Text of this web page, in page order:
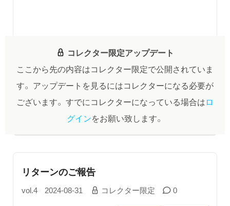
コレクター限定アップデート
ここから先の内容はコレクター限定で公開されていま
す。 アップデートを見るにはコレクターになる必要が
ございます。 すでにコレクターになっている場合はロ
グインをお願い致します。
リターンのご報告
vol.4 2024-08-31 コレクター限定 0